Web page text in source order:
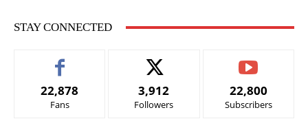
STAY CONNECTED
22,878
Fans
3,912
Followers
22,800
Subscribers